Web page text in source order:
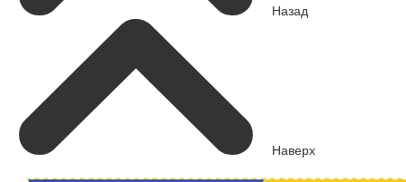
Назад
Наверх